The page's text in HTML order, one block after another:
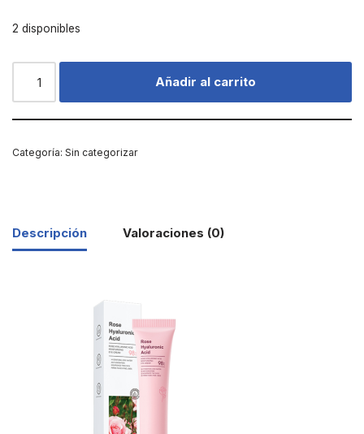
2 disponibles
Añadir al carrito
Categoría: Sin categorizar
Descripción Valoraciones (0)